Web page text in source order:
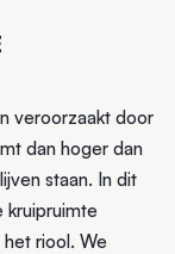
veroorzaakt door
dan hoger dan
staan. In dit
kruipruimte
riool. We